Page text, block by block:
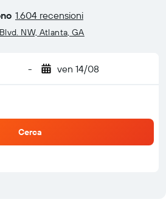
1.604 recensioni
NW, Atlanta, GA
- ven 14/08
Cerca